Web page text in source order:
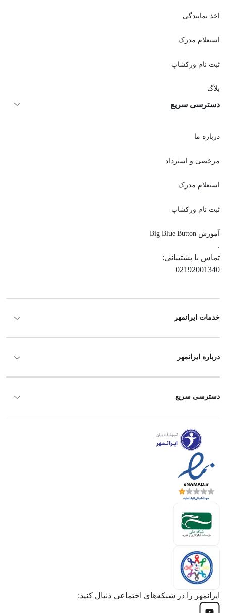
اخذ نمايندگی
استعلام مدرک
ثبت نام ورکشاپ
بلاگ
دسترسی سریع
درباره ما
مرخصی و استرداد
استعلام مدرک
ثبت نام ورکشاپ
آموزش Big Blue Button
.
تماس با پشتیبانی:
02192001340
خدمات ایرانمهر
درباره ایرانمهر
دسترسی سریع
ایرانمهر را در شبکه‌های اجتماعی دنبال کنید: